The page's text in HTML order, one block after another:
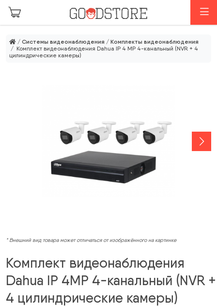
Перейти к основному содержанию
/ Системы видеонаблюдения / Комплекты видеонаблюдения
/ Комплект видеонаблюдения Dahua IP 4 MP 4-канальный (NVR + 4
цилиндрические камеры)
* Внешний вид товара может отличаться от изображённого на картинке
Комплект видеонаблюдения
Dahua IP 4MP 4-канальный (NVR +
4 цилиндрические камеры)